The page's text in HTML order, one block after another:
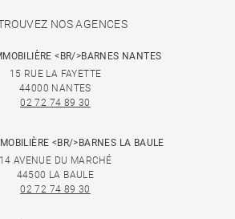
NOS AGENCES
<BR/>BARNES NANTES
15 RUE LA FAYETTE
44000 NANTES
02 72 74 89 30
<BR/>BARNES LA BAULE
14 AVENUE DU MARCHÉ
44500 LA BAULE
02 72 74 89 30